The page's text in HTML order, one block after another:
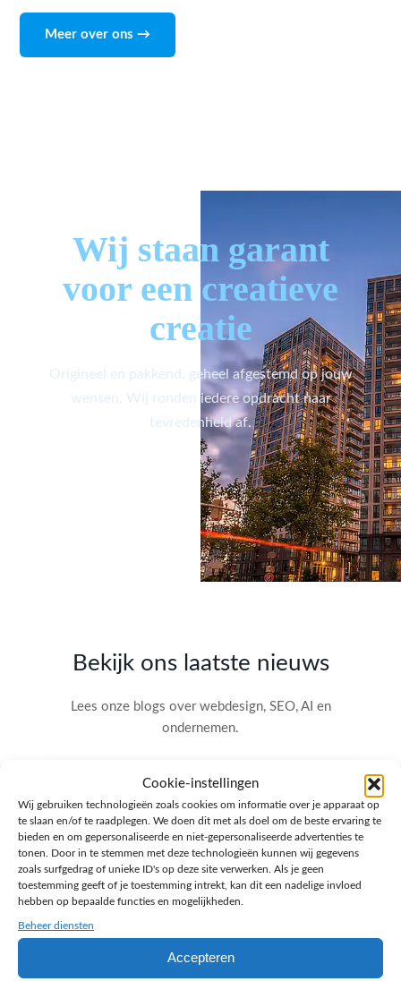
Cookie-instellingen
Wij gebruiken technologieën zoals cookies om informatie over je apparaat op
te slaan en/of te raadplegen. We doen dit met als doel om de beste ervaring te
bieden en om gepersonaliseerde en niet-gepersonaliseerde advertenties te
tonen. Door in te stemmen met deze technologieën kunnen wij gegevens
zoals surfgedrag of unieke ID's op deze site verwerken. Als je geen
toestemming geeft of je toestemming intrekt, kan dit een nadelige invloed
hebben op bepaalde functies en mogelijkheden.
Beheer diensten
Accepteren
Meer over ons →
Wij staan garant
voor een creatieve
creatie
Origineel en pakkend, geheel afgestemd op jouw
wensen. Wij ronden iedere opdracht naar
tevredenheid af.
Bekijk ons laatste nieuws
Lees onze blogs over webdesign, SEO, AI en
ondernemen.